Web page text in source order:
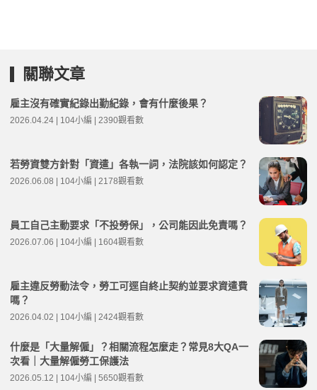
關聯文章
雇主沒有確實紀錄出勤紀錄，會有什麼後果？
2026.04.24 | 104小編 | 2390觀看數
若勞資雙方針對「資遣」各執一詞，法院該如何認定？
2026.06.08 | 104小編 | 2178觀看數
員工自己主動要求「不投勞保」，公司能因此免責嗎？
2026.07.06 | 104小編 | 1604觀看數
雇主違反勞動法令，勞工可逕自終止契約並要求資遣費
嗎？
2026.04.02 | 104小編 | 2424觀看數
什麼是「大量解僱」？相關流程怎麼走？常見8大QA一
次看｜大量解僱勞工保護法
2026.05.12 | 104小編 | 5650觀看數